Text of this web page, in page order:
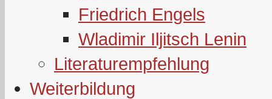
Friedrich Engels
Wladimir Iljitsch Lenin
Literaturempfehlung
Weiterbildung